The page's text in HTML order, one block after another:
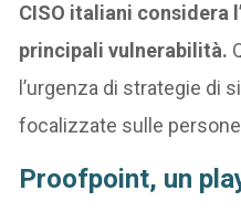
CISO italiani considera
principali vulnerabilità.
l’urgenza di strategie di
focalizzate sulle
Proofpoint, un